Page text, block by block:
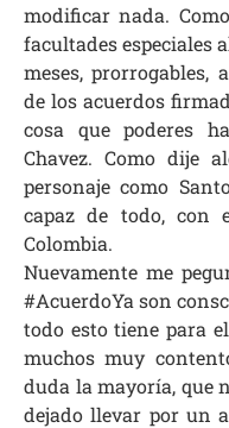
modificar nada.
facultades especiales
meses, prorrogables,
de los acuerdos
cosa que poderes
Chavez. Como dije
personaje como
capaz de todo, con
Colombia.
Nuevamente me
#AcuerdoYa son
todo esto tiene para
muchos muy
duda la mayoría, que
dejado llevar por un